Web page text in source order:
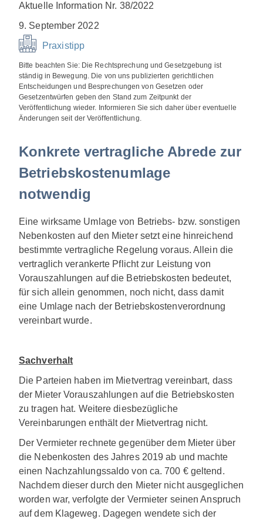
Aktuelle Information Nr. 38/2022
9. September 2022
Praxistipp
Bitte beachten Sie: Die Rechtsprechung und Gesetzgebung ist
ständig in Bewegung. Die von uns publizierten gerichtlichen
Entscheidungen und Besprechungen von Gesetzen oder
Gesetzentwürfen geben den Stand zum Zeitpunkt der
Veröffentlichung wieder. Informieren Sie sich daher über eventuelle
Änderungen seit der Veröffentlichung.
Konkrete vertragliche Abrede zur
Betriebskostenumlage
notwendig
Eine wirksame Umlage von Betriebs- bzw. sonstigen
Nebenkosten auf den Mieter setzt eine hinreichend
bestimmte vertragliche Regelung voraus. Allein die
vertraglich verankerte Pflicht zur Leistung von
Vorauszahlungen auf die Betriebskosten bedeutet,
für sich allein genommen, noch nicht, dass damit
eine Umlage nach der Betriebskostenverordnung
vereinbart wurde.
Sachverhalt
Die Parteien haben im Mietvertrag vereinbart, dass
der Mieter Vorauszahlungen auf die Betriebskosten
zu tragen hat. Weitere diesbezügliche
Vereinbarungen enthält der Mietvertrag nicht.
Der Vermieter rechnete gegenüber dem Mieter über
die Nebenkosten des Jahres 2019 ab und machte
einen Nachzahlungssaldo von ca. 700 € geltend.
Nachdem dieser durch den Mieter nicht ausgeglichen
worden war, verfolgte der Vermieter seinen Anspruch
auf dem Klageweg. Dagegen wendete sich der